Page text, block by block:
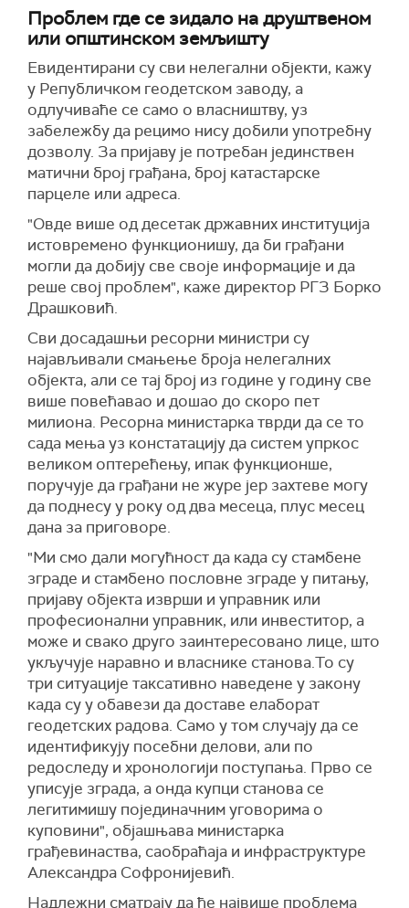
Проблем где се зидало на друштвеном
или општинском земљишту
Евидентирани су сви нелегални објекти, кажу
у Републичком геодетском заводу, а
одлучиваће се само о власништву, уз
забележбу да рецимо нису добили употребну
дозволу. За пријаву је потребан јединствен
матични број грађана, број катастарске
парцеле или адреса.
"Овде више од десетак државних институција
истовремено функционишу, да би грађани
могли да добију све своје информације и да
реше свој проблем", каже директор РГЗ Борко
Драшковић.
Сви досадашњи ресорни министри су
најављивали смањење броја нелегалних
објекта, али се тај број из године у годину све
више повећавао и дошао до скоро пет
милиона. Ресорна министарка тврди да се то
сада мења уз констатацију да систем упркос
великом оптерећењу, ипак функционше,
поручује да грађани не журе јер захтеве могу
да поднесу у року од два месеца, плус месец
дана за приговоре.
"Ми смо дали могућност да када су стамбене
зграде и стамбено пословне зграде у питању,
пријаву објекта изврши и управник или
професионални управник, или инвеститор, а
може и свако друго заинтересовано лице, што
укључује наравно и власнике станова.То су
три ситуације таксативно наведене у закону
када су у обавези да доставе елаборат
геодетских радова. Само у том случају да се
идентификују посебни делови, али по
редоследу и хронологији поступања. Прво се
уписује зграда, а онда купци станова се
легитимишу појединачним уговорима о
куповини", објашњава министарка
грађевинаства, саобраћаја и инфраструктуре
Александра Софронијевић.
Надлежни сматрају да ће највише проблема